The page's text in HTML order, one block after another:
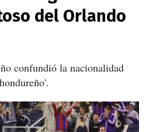
del Orlando
confundió la nacionalidad